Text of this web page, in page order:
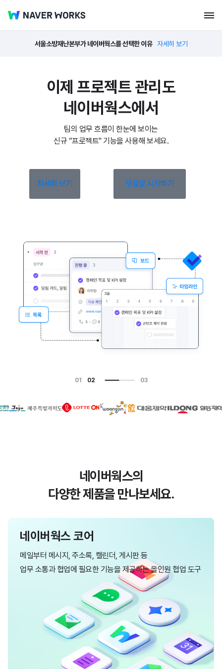
서울소방재난본부가 네이버웍스를 선택한 이유 자세히 보기
이제 프로젝트 관리도
네이버웍스에서
팀의 업무 흐름이 한눈에 보이는
신규 “프로젝트" 기능을 사용해 보세요.
자세히 보기 무료로 시작하기
01 02 03
네이버웍스의
다양한 제품을 만나보세요.
네이버웍스 코어
메일부터 메시지, 주소록, 캘린더, 게시판 등
업무 소통과 협업에 필요한 기능을 제공하는 올인원 협업 도구